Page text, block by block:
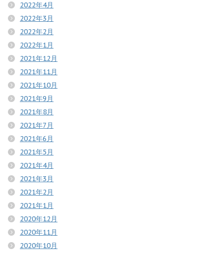
2022年4月
2022年3月
2022年2月
2022年1月
2021年12月
2021年11月
2021年10月
2021年9月
2021年8月
2021年7月
2021年6月
2021年5月
2021年4月
2021年3月
2021年2月
2021年1月
2020年12月
2020年11月
2020年10月